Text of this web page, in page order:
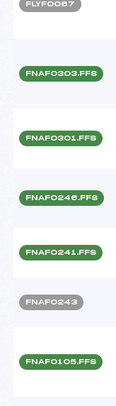
FLYF0067
FNAF0303.FFS
FNAF0301.FFS
FNAF0246.FFS
FNAF0241.FFS
FNAF0243
FNAF0105.FFS